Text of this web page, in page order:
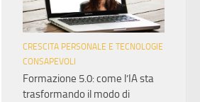
CRESCITA PERSONALE E TECNOLOGIE
CONSAPEVOLI
Formazione 5.0: come l’IA sta
trasformando il modo di